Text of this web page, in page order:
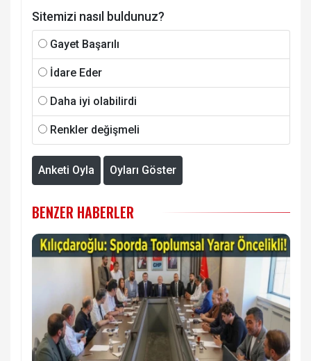
Sitemizi nasıl buldunuz?
Gayet Başarılı
İdare Eder
Daha iyi olabilirdi
Renkler değişmeli
Anketi Oyla Oyları Göster
BENZER HABERLER